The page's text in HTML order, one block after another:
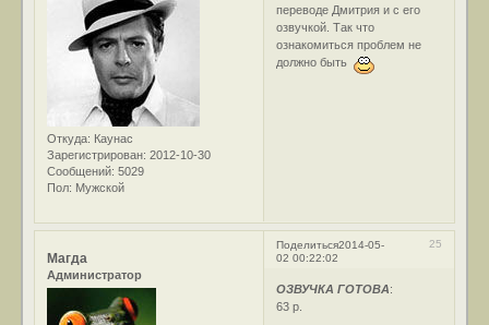
Откуда: Каунас
Зарегистрирован: 2012-10-30
Сообщений: 5029
Пол: Мужской
переводе Дмитрия и с его
озвучкой. Так что
ознакомиться проблем не
должно быть
Поделиться 25
2014-05-
02 00:22:02
Магда
Администратор
ОЗВУЧКА ГОТОВА:
63 р.